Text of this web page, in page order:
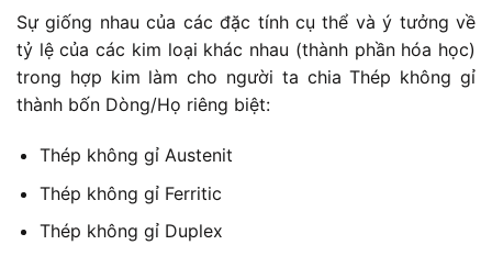
Sự giống nhau của các đặc tính cụ thể và ý tưởng về
tỷ lệ của các kim loại khác nhau (thành phần hóa học)
trong hợp kim làm cho người ta chia Thép không gỉ
thành bốn Dòng/Họ riêng biệt:
Thép không gỉ Austenit
Thép không gỉ Ferritic
Thép không gỉ Duplex